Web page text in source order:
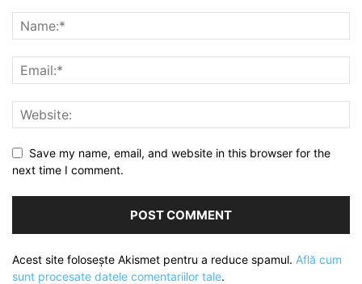
Save my name, email, and website in this browser for the
next time I comment.
Acest site folosește Akismet pentru a reduce spamul. Află cum
sunt procesate datele comentariilor tale.